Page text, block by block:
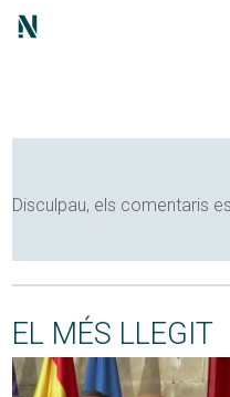
Disculpau, els comentaris
EL MÉS LLEGIT